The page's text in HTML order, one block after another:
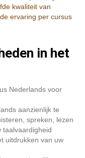
kwaliteit van
ervaring per cursus
in het
Nederlands voor
aanzienlijk te
spreken, lezen
taalvaardigheid
uitdrukken van uw